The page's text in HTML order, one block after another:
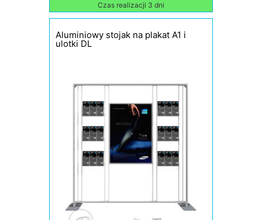
Czas realizacji 3 dni
Aluminiowy stojak na plakat A1 i
ulotki DL